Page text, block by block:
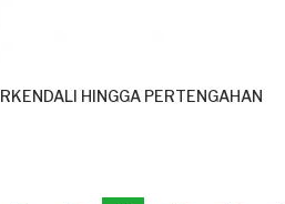
HINGGA PERTENGAHAN